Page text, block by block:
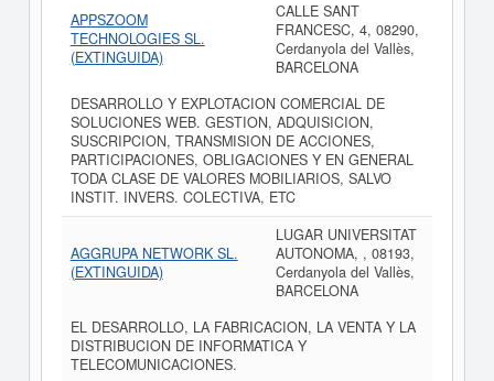
APPSZOOM
TECHNOLOGIES SL.
(EXTINGUIDA)
CALLE SANT
FRANCESC, 4, 08290,
Cerdanyola del Vallès,
BARCELONA
DESARROLLO Y EXPLOTACION COMERCIAL DE
SOLUCIONES WEB. GESTION, ADQUISICION,
SUSCRIPCION, TRANSMISION DE ACCIONES,
PARTICIPACIONES, OBLIGACIONES Y EN GENERAL
TODA CLASE DE VALORES MOBILIARIOS, SALVO
INSTIT. INVERS. COLECTIVA, ETC
AGGRUPA NETWORK SL.
(EXTINGUIDA)
LUGAR UNIVERSITAT
AUTONOMA, , 08193,
Cerdanyola del Vallès,
BARCELONA
EL DESARROLLO, LA FABRICACION, LA VENTA Y LA
DISTRIBUCION DE INFORMATICA Y
TELECOMUNICACIONES.